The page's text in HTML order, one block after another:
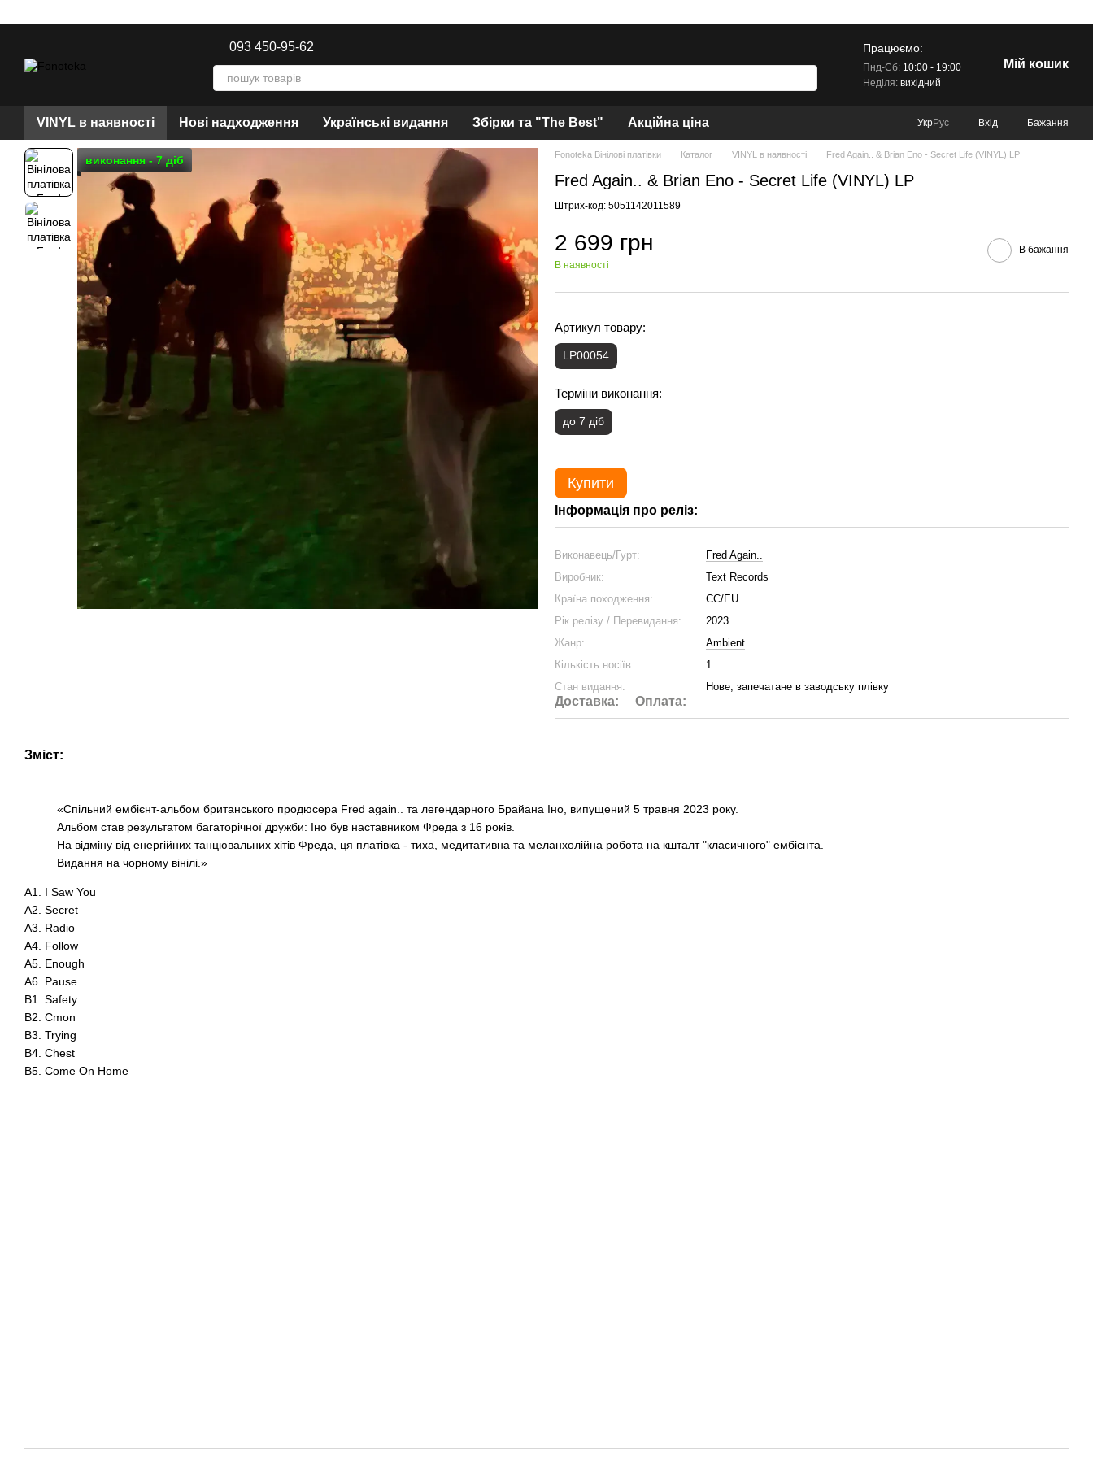
093 450-95-62 Працюємо:
Пнд-Сб:10:00 - 19:00
Неділя:вихідний
Мій кошик
VINYL в наявності Нові надходження Українські видання Збірки та "The Best" Акційна ціна УкрРус Вхід Бажання
виконання - 7 діб Fonoteka Вінілові платівки Каталог VINYL в наявності Fred Again.. & Brian Eno - Secret Life (VINYL) LP
Fred Again.. & Brian Eno - Secret Life (VINYL) LP
Штрих-код: 5051142011589
2 699 грн
В наявності
В бажання
Артикул товару:
LP00054
Терміни виконання:
до 7 діб
Купити
Інформація про реліз:
Виконавець/Гурт:
Fred Again..
Виробник:
Text Records
Країна походження:
ЄС/EU
Рік релізу / Перевидання:
2023
Жанр:
Ambient
Кількість носіїв:
1
Стан видання:
Нове, запечатане в заводську плівку
Доставка: Оплата:
Зміст:
«Спільний ембієнт-альбом британського продюсера Fred again.. та легендарного Брайана Іно, випущений 5 травня 2023 року.
Альбом став результатом багаторічної дружби: Іно був наставником Фреда з 16 років.
На відміну від енергійних танцювальних хітів Фреда, ця платівка - тиха, медитативна та меланхолійна робота на кшталт "класичного" ембієнта.
Видання на чорному вінілі.»
A1. I Saw You
A2. Secret
A3. Radio
A4. Follow
A5. Enough
A6. Pause
B1. Safety
B2. Cmon
B3. Trying
B4. Chest
B5. Come On Home